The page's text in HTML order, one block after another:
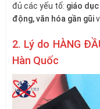
đủ các yếu tố: giáo
động, văn hóa gần gũi
2. Lý do HÀNG
Hàn Quốc